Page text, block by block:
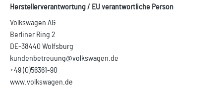
Herstellerverantwortung / EU verantwortliche Person
Volkswagen AG
Berliner Ring 2
DE-38440 Wolfsburg
kundenbetreuung@volkswagen.de
+49 (0)56361-90
www.volkswagen.de